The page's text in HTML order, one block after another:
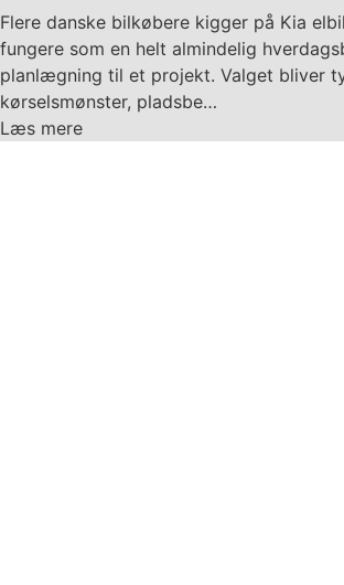
Flere danske bilkøbere kigger på Kia
fungere som en helt almindelig
planlægning til et projekt. Valget bliver
kørselsmønster, pladsbe…
Læs mere